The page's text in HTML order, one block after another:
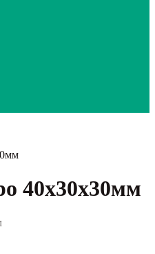
40х30х30мм